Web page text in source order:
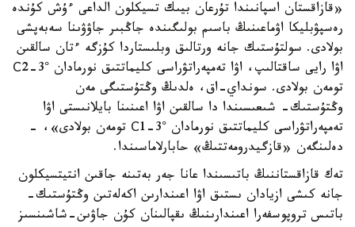
«قازاقستان اسپانىندا تۇرعان بيىك تسيكلون الداعى ءۇش كۇندە
رەسپۋبليكا اۋماعىنىڭ باسىم بولىگىندە جاڭبىر جاۋۋىنا سەبەپشى
بولادى. سولتۇستىك جانە ورتالىق وبلىستاردا كۇزگە ءتان سالقىن
اۋا رايى ساقتالىپ، اۋا تەمپەراتۋراسى كليماتتىق نورمادان С2-3°
تومەن بولادى. سونداي-اق، ەلدىڭ وڭتۇستىگى مەن
وڭتۇستىك- شىعىسىندا دا سالقىن اۋا اعىنىنا بايلانىستى اۋا
تەمپەراتۋراسى كليماتتىق نورمادان С1-3° تومەن بولادى»، -
دەلىنگەن «قازگيدرومەتتىڭ» حابارلاماسىندا.
تەك قازاقستاننىڭ باتىسىندا عانا جەر بەتىنە جاقىن انتيتسيكلون
جانە كىشى ازيادان ىستىق اۋا اعىندارىن اكەلەتىن وڭتۇستىك-
باتىس تروپوسفەرا اعىندارىنىڭ ىقپالىنان كۇن جاۋىن-شاشىنسىز